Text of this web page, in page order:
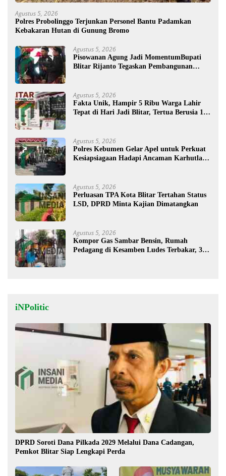
Agustus 5, 2026
Polres Probolinggo Terjunkan Personel Bantu Padamkan
Kebakaran Hutan di Gunung Bromo
Agustus 5, 2026
Pisowanan Agung Jadi MomentumBupati
Blitar Rijanto Tegaskan Pembangunan
Agustus 5, 2026
Fakta Unik, Hampir 5 Ribu Warga Lahir
Tepat di Hari Jadi Blitar, Tertua Berusia 108
Agustus 5, 2026
Polres Kebumen Gelar Apel untuk Perkuat
Kesiapsiagaan Hadapi Ancaman Karhutla di
Agustus 5, 2026
Perluasan TPA Kota Blitar Tertahan Status
LSD, DPRD Minta Kajian Dimatangkan
Agustus 5, 2026
Kompor Gas Sambar Bensin, Rumah
Pedagang di Kesamben Ludes Terbakar, 3
iNPolitic
DPRD Soroti Dana Pilkada 2029 Melalui Dana Cadangan,
Pemkot Blitar Siap Lengkapi Perda